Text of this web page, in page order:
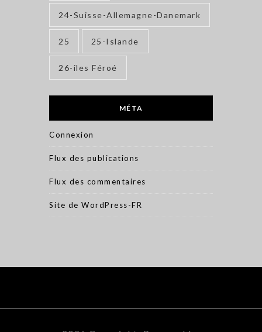
24-Suisse-Allemagne-Danemark
25 25-Islande
26-iles Féroé
MÉTA
Connexion
Flux des publications
Flux des commentaires
Site de WordPress-FR